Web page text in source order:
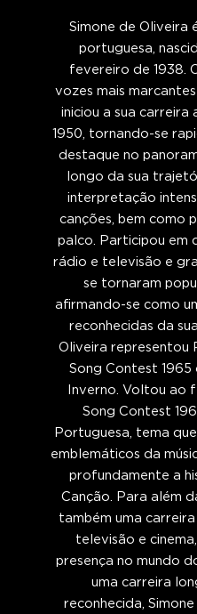
Simone de Oliveira
portuguesa,
fevereiro de 1938.
vozes mais
iniciou a sua
1950, tornando-se
destaque no
longo da sua
interpretação
canções, bem como
palco. Participou em
rádio e televisão e
se tornaram
afirmando-se como
reconhecidas da
Oliveira representou
Song Contest 1965
Inverno. Voltou ao
Song Contest
Portuguesa, tema
emblemáticos da
profundamente a
Canção. Para além
também uma
televisão e
presença no mundo
uma carreira
reconhecida,